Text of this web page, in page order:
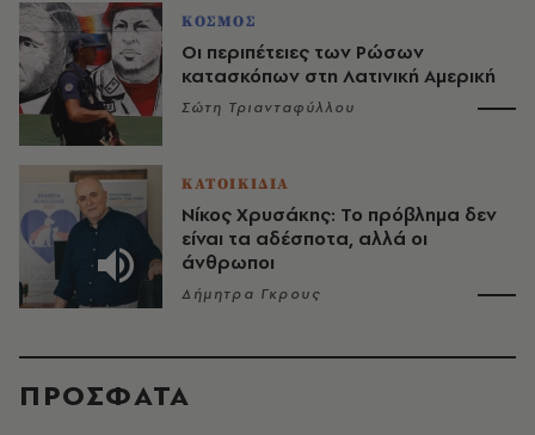
ΚΟΣΜΟΣ
Οι περιπέτειες των Ρώσων
κατασκόπων στη Λατινική Αμερική
Σώτη Τριανταφύλλου
ΚΑΤΟΙΚΙΔΙΑ
Νίκος Χρυσάκης: Το πρόβλημα δεν
είναι τα αδέσποτα, αλλά οι
άνθρωποι
Δήμητρα Γκρους
ΠΡΟΣΦΑΤΑ